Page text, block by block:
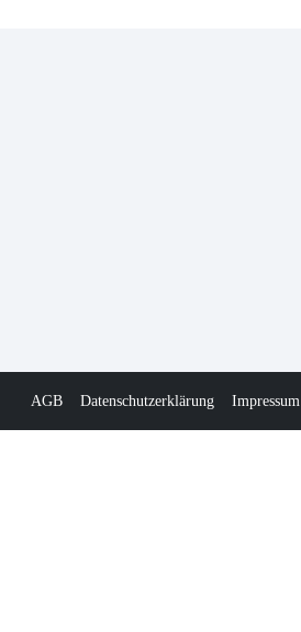
AGB Datenschutzerklärung Impressum